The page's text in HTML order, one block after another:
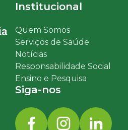
Institucional
Quem Somos
Serviços de Saúde
Notícias
Responsabilidade Social
Ensino e Pesquisa
Siga-nos